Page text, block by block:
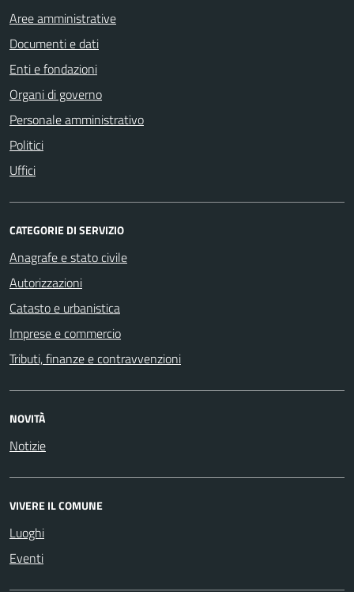
Aree amministrative
Documenti e dati
Enti e fondazioni
Organi di governo
Personale amministrativo
Politici
Uffici
CATEGORIE DI SERVIZIO
Anagrafe e stato civile
Autorizzazioni
Catasto e urbanistica
Imprese e commercio
Tributi, finanze e contravvenzioni
NOVITÀ
Notizie
VIVERE IL COMUNE
Luoghi
Eventi